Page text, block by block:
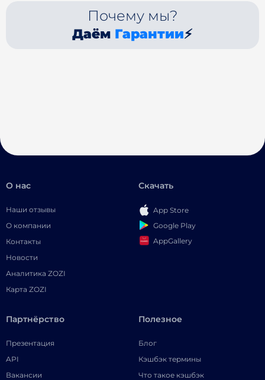
Почему мы?
Даём Гарантии⚡
О нас
Наши отзывы
О компании
Контакты
Новости
Аналитика ZOZI
Карта ZOZI
Скачать
App Store
Google Play
AppGallery
Партнёрство
Презентация
API
Вакансии
Полезное
Блог
Кэшбэк термины
Что такое кэшбэк